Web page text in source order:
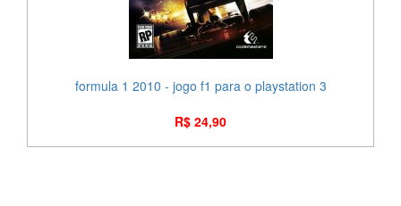
formula 1 2010 - jogo f1 para o playstation 3
R$ 24,90